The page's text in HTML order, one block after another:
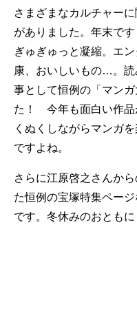
さまざまなカルチャー
がありました。年末で
ぎゅぎゅっと凝縮。エ
康、おいしいもの…。
事として恒例の「マン
た！ 今年も面白い作品
くぬくしながらマンガ
ですよね。
さらに江原啓之さんか
た恒例の宝塚特集ペー
です。冬休みのおともに